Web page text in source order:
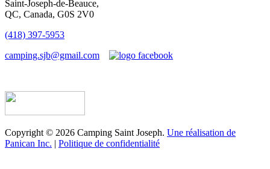
Saint-Joseph-de-Beauce,
QC, Canada, G0S 2V0
(418) 397-5953
camping.sjb@gmail.com
Copyright © 2026 Camping Saint Joseph. Une réalisation de
Panican Inc. | Politique de confidentialité